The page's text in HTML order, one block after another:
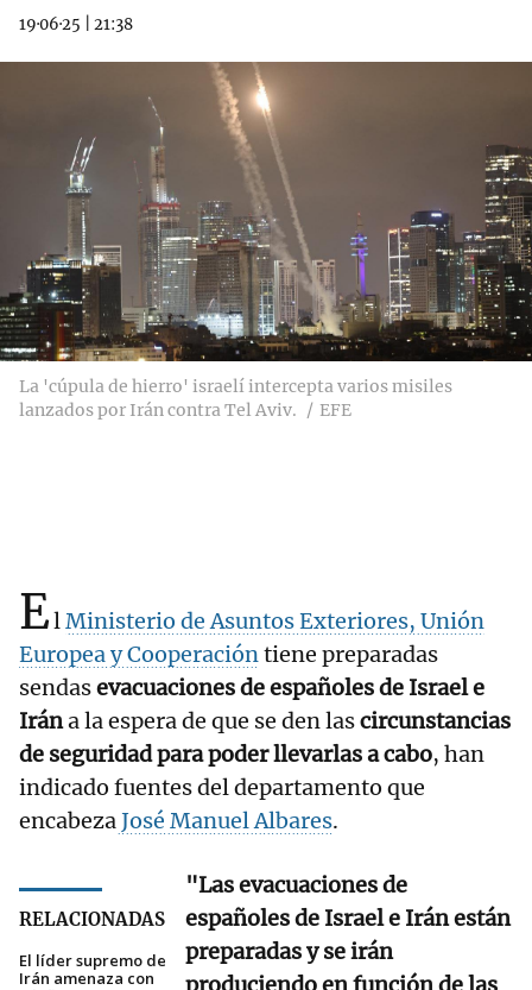
19·06·25
21:38
La 'cúpula de hierro' israelí intercepta varios misiles
lanzados por Irán contra Tel Aviv.
EFE
ElMinisterio de Asuntos Exteriores, Unión
Europea y Cooperacióntiene preparadas
sendasevacuaciones de españoles de Israel e
Irána la espera de que se den lascircunstancias
de seguridad para poder llevarlas a cabo, han
indicado fuentes del departamento que
encabezaJosé Manuel Albares.
RELACIONADAS
El líder supremo de
Irán amenaza con
"Las evacuaciones de
españoles de Israel e Irán están
preparadas y se irán